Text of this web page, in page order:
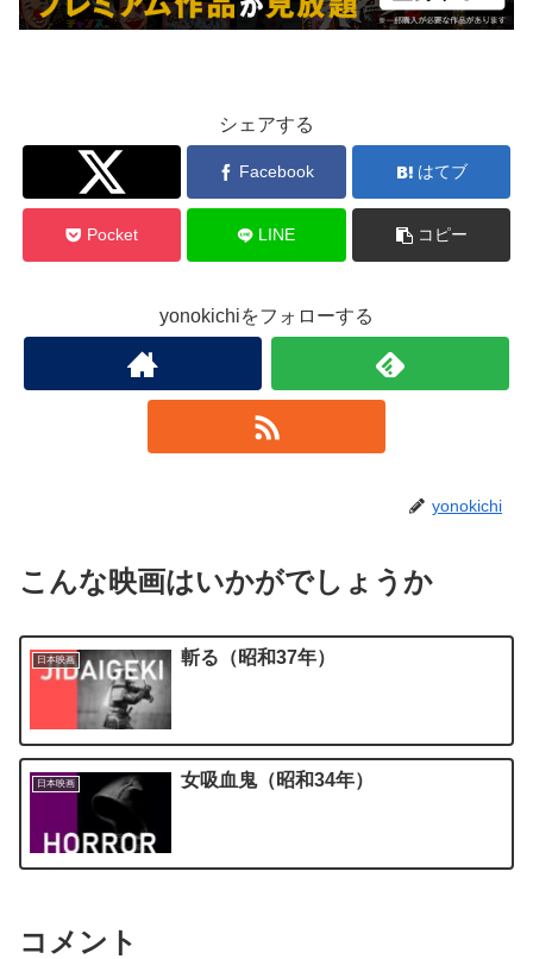
シェアする
Twitter Facebook はてブ
Pocket LINE コピー
yonokichiをフォローする
yonokichi
こんな映画はいかがでしょうか
日本映画 斬る（昭和37年）
日本映画 女吸血鬼（昭和34年）
コメント